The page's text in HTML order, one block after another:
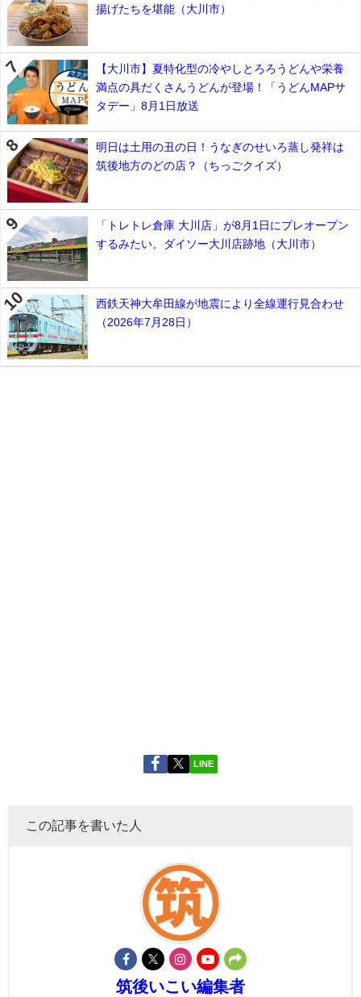
揚げたちを堪能（大川市）
【大川市】夏特化型の冷やしとろろうどんや栄養
満点の具だくさんうどんが登場！「うどんMAPサ
タデー」8月1日放送
明日は土用の丑の日！うなぎのせいろ蒸し発祥は
筑後地方のどの店？（ちっごクイズ）
「トレトレ倉庫 大川店」が8月1日にプレオープン
するみたい。ダイソー大川店跡地（大川市）
西鉄天神大牟田線が地震により全線運行見合わせ
（2026年7月28日）
LINE
この記事を書いた人
筑後いこい編集者